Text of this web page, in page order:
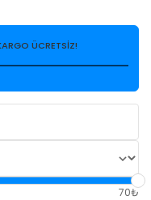
ÜCRETSİZ!
70₺